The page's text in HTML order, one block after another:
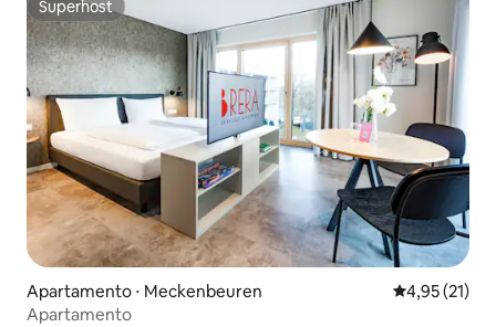
Superhost
Superhost
Apartamento ⋅ Meckenbeuren 4,95 de uma
4,95 (21)
Apartamento